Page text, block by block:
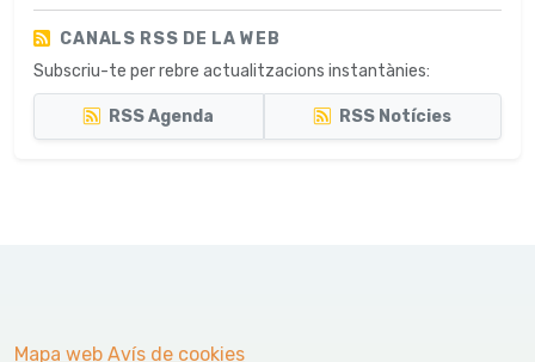
CANALS RSS DE LA WEB
Subscriu-te per rebre actualitzacions instantànies:
RSS Agenda RSS Notícies
Mapa web Avís de cookies